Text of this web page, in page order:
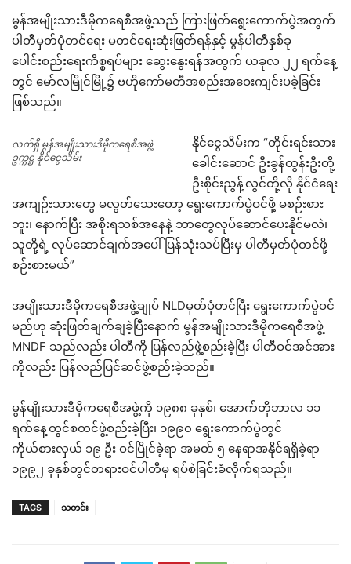
မွန်အမျိုးသားဒီမိုကရေစီအဖွဲ့သည် ကြားဖြတ်ရွေးကောက်ပွဲအတွက်
ပါတီမှတ်ပုံတင်ရေး မတင်ရေးဆုံးဖြတ်ရန်နှင့် မွန်ပါတီနှစ်ခု
ပေါင်းစည်းရေးကိစ္စရပ်များ ဆွေးနွေးရန်အတွက် ယခုလ ၂၂ ရက်နေ့
တွင် မော်လမြိုင်မြို့၌ ဗဟိုကော်မတီအစည်းအဝေးကျင်းပခဲ့ခြင်း
ဖြစ်သည်။
လက်ရှိ မွန်အမျိုးသားဒီမိုကရေစီအဖွဲ့
ဥက္ကဋ္ဌ နိုင်ငွေသိမ်း
နိုင်ငွေသိမ်းက “တိုင်းရင်းသား
ခေါင်းဆောင် ဦးခွန်ထွန်းဦးတို့
ဦးစိုင်းညွန့်လွင်တို့လို နိုင်ငံရေး
အကျဉ်းသားတွေ မလွတ်သေးတော့ ရွေးကောက်ပွဲဝင်ဖို့ မစဉ်းစား
ဘူး၊ နောက်ပြီး အစိုးရသစ်အနေနဲ့ ဘာတွေလုပ်ဆောင်ပေးနိုင်မလဲ၊
သူတို့ရဲ့ လုပ်ဆောင်ချက်အပေါ် ပြန်သုံးသပ်ပြီးမှ ပါတီမှတ်ပုံတင်ဖို့
စဉ်းစားမယ်”
အမျိုးသားဒီမိုကရေစီအဖွဲ့ချုပ် NLDမှတ်ပုံတင်ပြီး ရွေးကောက်ပွဲဝင်
မည်ဟု ဆုံးဖြတ်ချက်ချခဲ့ပြီးနောက် မွန်အမျိုးသားဒီမိုကရေစီအဖွဲ့
MNDF သည်လည်း ပါတီကို ပြန်လည်ဖွဲ့စည်းခဲ့ပြီး ပါတီဝင်အင်အား
ကိုလည်း ပြန်လည်ပြင်ဆင်ဖွဲ့စည်းခဲ့သည်။
မွန်မျိုးသားဒီမိုကရေစီအဖွဲ့ကို ၁၉၈၈ ခုနှစ်၊ အောက်တိုဘာလ ၁၁
ရက်နေ့တွင်စတင်ဖွဲ့စည်းခဲ့ပြီး၊ ၁၉၉၀ ရွေးကောက်ပွဲတွင်
ကိုယ်စားလှယ် ၁၉ ဦး ဝင်ပြိုင်ခဲ့ရာ အမတ် ၅ နေရာအနိုင်ရရှိခဲ့ရာ
၁၉၉၂ ခုနှစ်တွင်တရားဝင်ပါတီမှ ရပ်စဲခြင်းခံလိုက်ရသည်။
TAGS သတင်း